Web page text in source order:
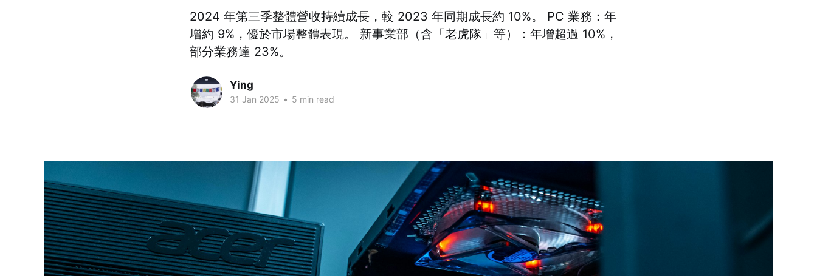
2024 年第三季整體營收持續成長，較 2023 年同期成長約 10%。 PC 業務：年
增約 9%，優於市場整體表現。 新事業部（含「老虎隊」等）：年增超過 10%，
部分業務達 23%。
Ying
31 Jan 2025 • 5 min read